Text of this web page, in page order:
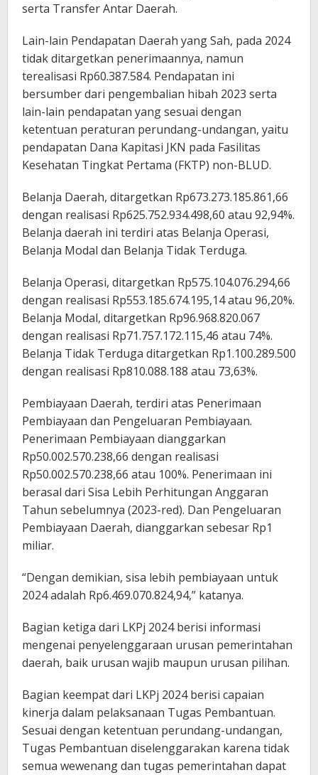
serta Transfer Antar Daerah.
Lain-lain Pendapatan Daerah yang Sah, pada 2024
tidak ditargetkan penerimaannya, namun
terealisasi Rp60.387.584. Pendapatan ini
bersumber dari pengembalian hibah 2023 serta
lain-lain pendapatan yang sesuai dengan
ketentuan peraturan perundang-undangan, yaitu
pendapatan Dana Kapitasi JKN pada Fasilitas
Kesehatan Tingkat Pertama (FKTP) non-BLUD.
Belanja Daerah, ditargetkan Rp673.273.185.861,66
dengan realisasi Rp625.752.934.498,60 atau 92,94%.
Belanja daerah ini terdiri atas Belanja Operasi,
Belanja Modal dan Belanja Tidak Terduga.
Belanja Operasi, ditargetkan Rp575.104.076.294,66
dengan realisasi Rp553.185.674.195,14 atau 96,20%.
Belanja Modal, ditargetkan Rp96.968.820.067
dengan realisasi Rp71.757.172.115,46 atau 74%.
Belanja Tidak Terduga ditargetkan Rp1.100.289.500
dengan realisasi Rp810.088.188 atau 73,63%.
Pembiayaan Daerah, terdiri atas Penerimaan
Pembiayaan dan Pengeluaran Pembiayaan.
Penerimaan Pembiayaan dianggarkan
Rp50.002.570.238,66 dengan realisasi
Rp50.002.570.238,66 atau 100%. Penerimaan ini
berasal dari Sisa Lebih Perhitungan Anggaran
Tahun sebelumnya (2023-red). Dan Pengeluaran
Pembiayaan Daerah, dianggarkan sebesar Rp1
miliar.
“Dengan demikian, sisa lebih pembiayaan untuk
2024 adalah Rp6.469.070.824,94,” katanya.
Bagian ketiga dari LKPj 2024 berisi informasi
mengenai penyelenggaraan urusan pemerintahan
daerah, baik urusan wajib maupun urusan pilihan.
Bagian keempat dari LKPj 2024 berisi capaian
kinerja dalam pelaksanaan Tugas Pembantuan.
Sesuai dengan ketentuan perundang-undangan,
Tugas Pembantuan diselenggarakan karena tidak
semua wewenang dan tugas pemerintahan dapat